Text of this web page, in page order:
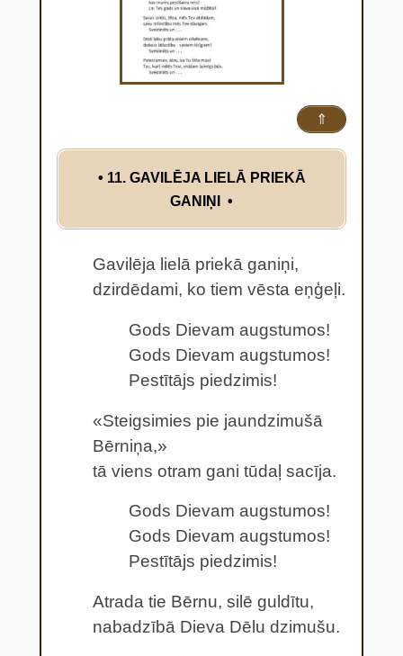
⇑
• 11. GAVILĒJA LIELĀ PRIEKĀ
GANIŅI •
Gavilēja lielā priekā ganiņi,
dzirdēdami, ko tiem vēsta eņģeļi.
Gods Dievam augstumos!
Gods Dievam augstumos!
Pestītājs piedzimis!
«Steigsimies pie jaundzimušā
Bērniņa,»
tā viens otram gani tūdaļ sacīja.
Gods Dievam augstumos!
Gods Dievam augstumos!
Pestītājs piedzimis!
Atrada tie Bērnu, silē guldītu,
nabadzībā Dieva Dēlu dzimušu.